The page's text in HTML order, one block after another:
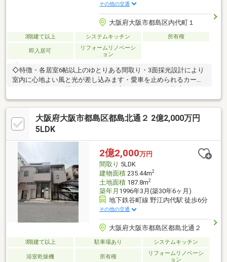
その他の交通
大阪府大阪市都島区内代町１
3階建て以上 システムキッチン 所有権
即入居可
リフォームリノベーシ
ョン
◇特徴・各居室6帖以上のゆとりある間取り・3面採光設計により
室内に心地よい風と光が差し込みます・愛車を止められるカース
ペースを確保・お掃除のしやすい全室フローリング仕様◇リフォ
ーム内容・キッチン交換・トイレ交換・洗面台交換・お風呂塗
装・クロス張替え・床フローリング・LDK拡張・ダウンライト・
ハウスクリーニング◇立地・大阪市立内代小学校まで徒歩約5
分・大阪市立高倉中学校まで徒歩約7分◆◇弊社が選ばれる理由
などにも対応できる売却専門チームあり！3．最も低金利になるよ
うに審査が可能！
大阪府大阪市都島区都島北通２ 2億2,000万円
5LDK
2億2,000万円
間取り 5LDK
建物面積235.44m2
土地面積187.8m2
築年月 1996年3月(築30年6ヶ月)
地下鉄谷町線 野江内代駅 徒歩6分
その他の交通
大阪府大阪市都島区都島北通２
3階建て以上 駐車場あり システムキッチン
浴室乾燥機 所有権
リフォームリノベーシ
ョン